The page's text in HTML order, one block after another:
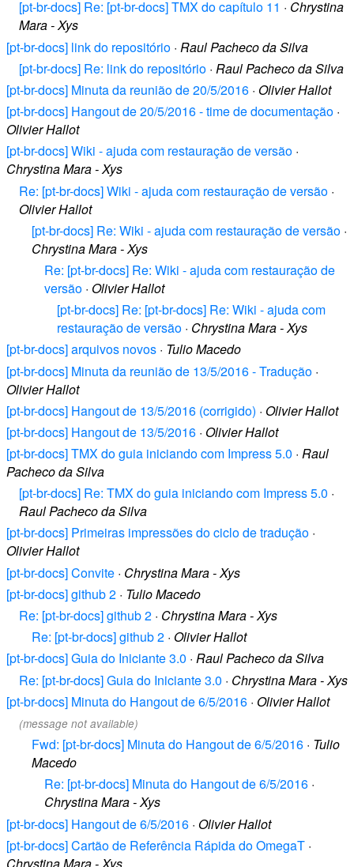
[pt-br-docs] Re: [pt-br-docs] TMX do capítulo 11 · Chrystina
Mara - Xys
[pt-br-docs] link do repositório · Raul Pacheco da Silva
[pt-br-docs] Re: link do repositório · Raul Pacheco da Silva
[pt-br-docs] Minuta da reunião de 20/5/2016 · Olivier Hallot
[pt-br-docs] Hangout de 20/5/2016 - time de documentação ·
Olivier Hallot
[pt-br-docs] Wiki - ajuda com restauração de versão ·
Chrystina Mara - Xys
Re: [pt-br-docs] Wiki - ajuda com restauração de versão ·
Olivier Hallot
[pt-br-docs] Re: Wiki - ajuda com restauração de versão ·
Chrystina Mara - Xys
Re: [pt-br-docs] Re: Wiki - ajuda com restauração de
versão · Olivier Hallot
[pt-br-docs] Re: [pt-br-docs] Re: Wiki - ajuda com
restauração de versão · Chrystina Mara - Xys
[pt-br-docs] arquivos novos · Tulio Macedo
[pt-br-docs] Minuta da reunião de 13/5/2016 - Tradução ·
Olivier Hallot
[pt-br-docs] Hangout de 13/5/2016 (corrigido) · Olivier Hallot
[pt-br-docs] Hangout de 13/5/2016 · Olivier Hallot
[pt-br-docs] TMX do guia iniciando com Impress 5.0 · Raul
Pacheco da Silva
[pt-br-docs] Re: TMX do guia iniciando com Impress 5.0 ·
Raul Pacheco da Silva
[pt-br-docs] Primeiras impressões do ciclo de tradução ·
Olivier Hallot
[pt-br-docs] Convite · Chrystina Mara - Xys
[pt-br-docs] github 2 · Tulio Macedo
Re: [pt-br-docs] github 2 · Chrystina Mara - Xys
Re: [pt-br-docs] github 2 · Olivier Hallot
[pt-br-docs] Guia do Iniciante 3.0 · Raul Pacheco da Silva
Re: [pt-br-docs] Guia do Iniciante 3.0 · Chrystina Mara - Xys
[pt-br-docs] Minuta do Hangout de 6/5/2016 · Olivier Hallot
(message not available)
Fwd: [pt-br-docs] Minuta do Hangout de 6/5/2016 · Tulio
Macedo
Re: [pt-br-docs] Minuta do Hangout de 6/5/2016 ·
Chrystina Mara - Xys
[pt-br-docs] Hangout de 6/5/2016 · Olivier Hallot
[pt-br-docs] Cartão de Referência Rápida do OmegaT ·
Chrystina Mara - Xys